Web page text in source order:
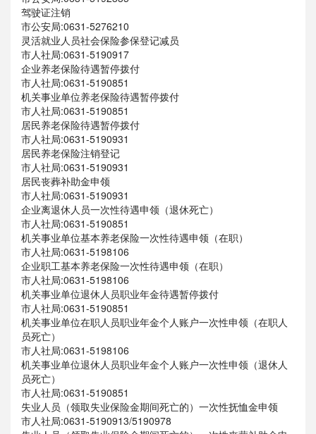
驾驶证注销
市公安局:0631-5276210
灵活就业人员社会保险参保登记减员
市人社局:0631-5190917
企业养老保险待遇暂停拨付
市人社局:0631-5190851
机关事业单位养老保险待遇暂停拨付
市人社局:0631-5190851
居民养老保险待遇暂停拨付
市人社局:0631-5190931
居民养老保险注销登记
市人社局:0631-5190931
居民丧葬补助金申领
市人社局:0631-5190931
企业离退休人员一次性待遇申领（退休死亡）
市人社局:0631-5190851
机关事业单位基本养老保险一次性待遇申领（在职）
市人社局:0631-5198106
企业职工基本养老保险一次性待遇申领（在职）
市人社局:0631-5198106
机关事业单位退休人员职业年金待遇暂停拨付
市人社局:0631-5190851
机关事业单位在职人员职业年金个人账户一次性申领（在职人
员死亡）
市人社局:0631-5198106
机关事业单位退休人员职业年金个人账户一次性申领（退休人
员死亡）
市人社局:0631-5190851
失业人员（领取失业保险金期间死亡的）一次性抚恤金申领
市人社局:0631-5190913/5190978